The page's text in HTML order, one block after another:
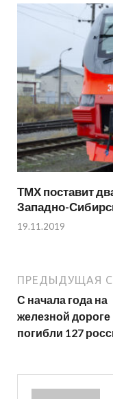
ТМХ поставит
Западно-
19.11.2019
ПРЕДЫДУЩАЯ
С начала года на
железной дороге
погибли 127